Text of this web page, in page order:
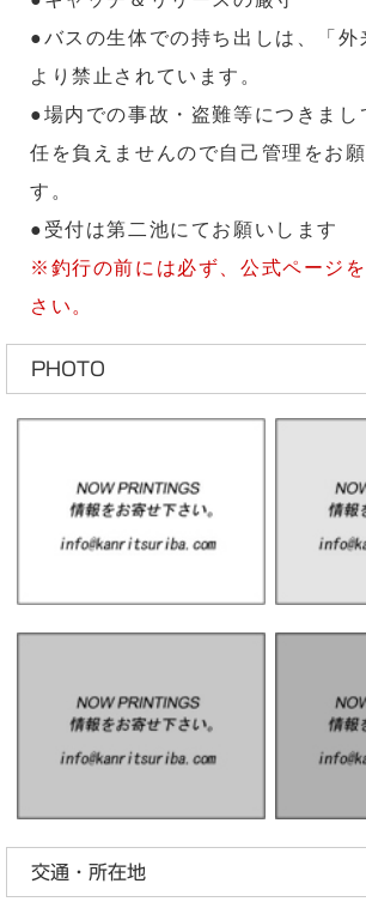
●バスの生体での持ち出しは、「外
より禁止されています。
●場内での事故・盗難等につきまし
任を負えませんので自己管理をお
す。
●受付は第二池にてお願いします
※釣行の前には必ず、公式ページ
さい。
PHOTO
交通・所在地